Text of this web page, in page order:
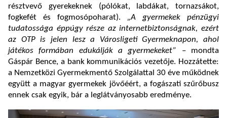
résztvevő gyerekeknek (pólókat, labdákat, tornazsákot,
fogkefét és fogmosópoharat). „A gyermekek pénzügyi
tudatossága éppúgy része az internetbiztonságnak, ezért
az OTP is jelen lesz a Városligeti Gyermeknapon, ahol
játékos formában edukálják a gyermekeket” – mondta
Gáspár Bence, a bank kommunikációs vezetője. Hozzátette:
a Nemzetközi Gyermekmentő Szolgálattal 30 éve működnek
együtt a magyar gyermekek jövőéért, a fogászati szűrőbusz
ennek csak egyik, bár a leglátványosabb eredménye.